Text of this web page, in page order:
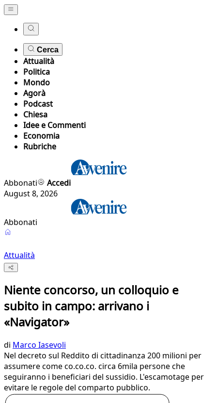
Cerca
Attualità
Politica
Mondo
Agorà
Podcast
Chiesa
Idee e Commenti
Economia
Rubriche
Abbonati
Accedi
August 8, 2026
Abbonati
Attualità
Niente concorso, un colloquio e
subito in campo: arrivano i
«Navigator»
di Marco Iasevoli
Nel decreto sul Reddito di cittadinanza 200 milioni per
assumere come co.co.co. circa 6mila persone che
seguiranno i beneficiari del sussidio. L'escamotage per
evitare le regole del comparto pubblico.